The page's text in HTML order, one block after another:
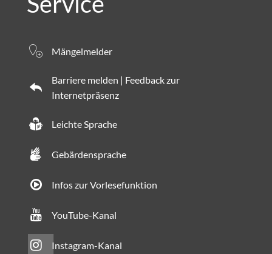
Mängelmelder
Barriere melden | Feedback zur
Internetpräsenz
Leichte Sprache
Gebärdensprache
Infos zur Vorlesefunktion
YouTube-Kanal
Instagram-Kanal